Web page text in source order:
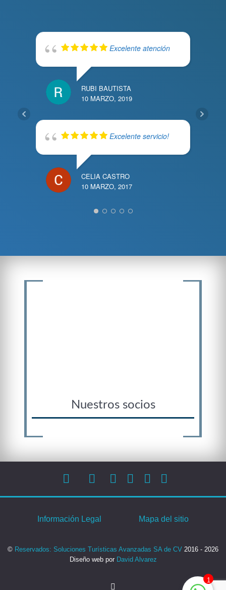
Excelente atención
RUBI BAUTISTA
10 MARZO, 2019
Excelente servicio!
CELIA CASTRO
10 MARZO, 2017
Nuestros socios
Información Legal Mapa del sitio
© Reservados: Soluciones Turísticas Avanzadas SA de CV 2016 - 2026
Diseño web por David Alvarez
1